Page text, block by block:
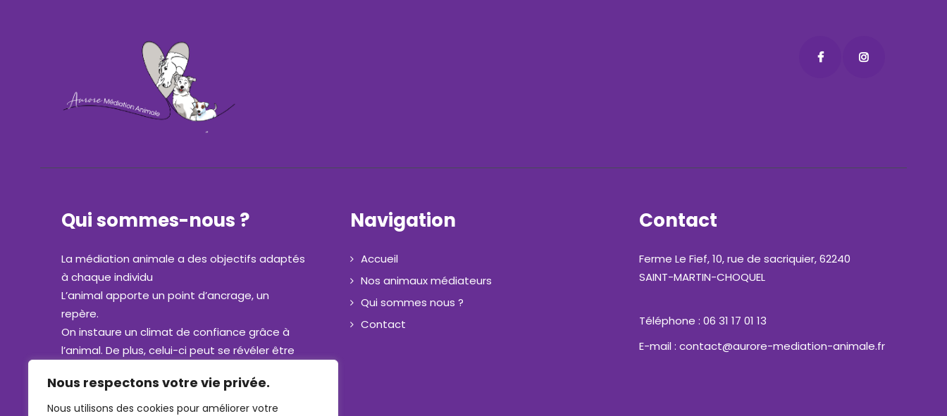
Nous respectons votre vie privée.
Nous utilisons des cookies pour améliorer votre
Qui sommes-nous ?
La médiation animale a des objectifs adaptés
à chaque individu
L’animal apporte un point d’ancrage, un
repère.
On instaure un climat de confiance grâce à
l’animal. De plus, celui-ci peut se révéler être
un égal.
La compréhension et la communication sont
Navigation
Accueil
Nos animaux médiateurs
Qui sommes nous ?
Contact
Contact
Ferme Le Fief, 10, rue de sacriquier, 62240
SAINT-MARTIN-CHOQUEL
Téléphone : 06 31 17 01 13
E-mail : contact@aurore-mediation-animale.fr